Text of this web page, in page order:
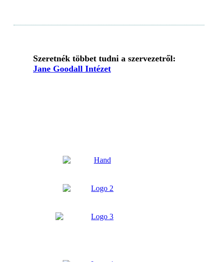
Szeretnék többet tudni a szervezetről:
Jane Goodall Intézet